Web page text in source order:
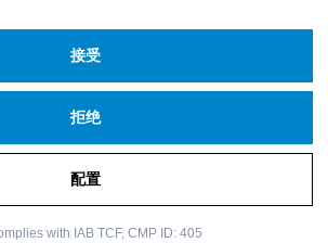
版权 © 2026 Icloby基金会
订阅我们的新闻
配置
拒绝
接受
with IAB TCF, CMP ID: 405